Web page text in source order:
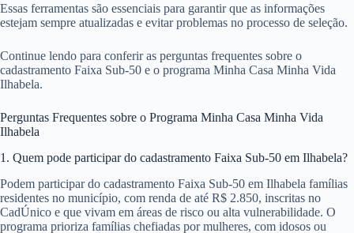
Essas ferramentas são essenciais para garantir que as informações
estejam sempre atualizadas e evitar problemas no processo de seleção.
Continue lendo para conferir as perguntas frequentes sobre o
cadastramento Faixa Sub-50 e o programa Minha Casa Minha Vida
Ilhabela.
Perguntas Frequentes sobre o Programa Minha Casa Minha Vida
Ilhabela
1. Quem pode participar do cadastramento Faixa Sub-50 em Ilhabela?
Podem participar do cadastramento Faixa Sub-50 em Ilhabela famílias
residentes no município, com renda de até R$ 2.850, inscritas no
CadÚnico e que vivam em áreas de risco ou alta vulnerabilidade. O
programa prioriza famílias chefiadas por mulheres, com idosos ou